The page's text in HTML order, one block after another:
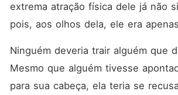
extrema atração física dele já não
pois, aos olhos dela, ele era
Ninguém deveria trair alguém que
Mesmo que alguém tivesse
para sua cabeça, ela teria se